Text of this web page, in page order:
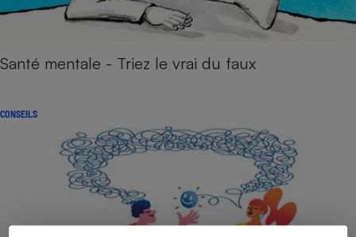
Santé mentale - Triez le vrai du faux
CONSEILS